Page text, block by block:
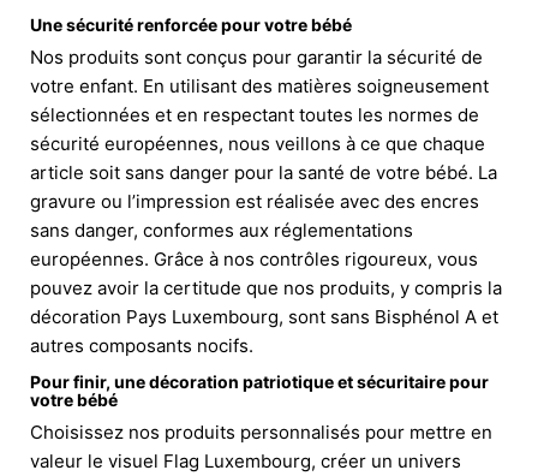
Une sécurité renforcée pour votre bébé
Nos produits sont conçus pour garantir la sécurité de
votre enfant. En utilisant des matières soigneusement
sélectionnées et en respectant toutes les normes de
sécurité européennes, nous veillons à ce que chaque
article soit sans danger pour la santé de votre bébé. La
gravure ou l’impression est réalisée avec des encres
sans danger, conformes aux réglementations
européennes. Grâce à nos contrôles rigoureux, vous
pouvez avoir la certitude que nos produits, y compris la
décoration Pays Luxembourg, sont sans Bisphénol A et
autres composants nocifs.
Pour finir, une décoration patriotique et sécuritaire pour
votre bébé
Choisissez nos produits personnalisés pour mettre en
valeur le visuel Flag Luxembourg, créer un univers